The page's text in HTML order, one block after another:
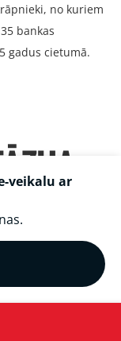
no kuriem
bankas
gadus cietumā.
veikalu ar